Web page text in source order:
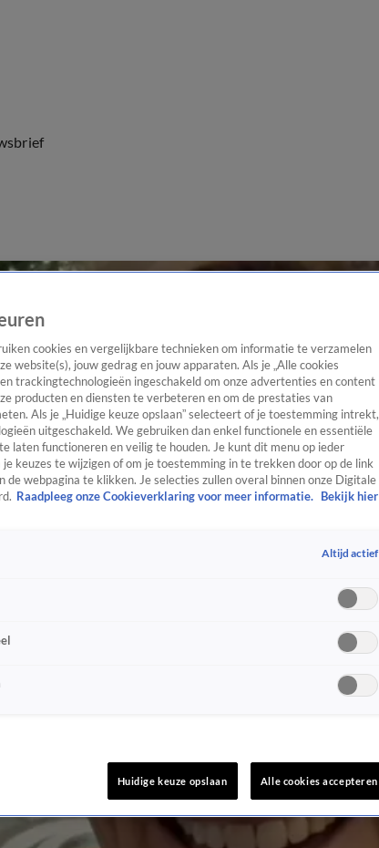
cookies en vergelijkbare technieken om informatie te verzamelen
website(s), jouw gedrag en jouw apparaten. Als je „Alle cookies
trackingtechnologieën ingeschakeld om onze advertenties en content
producten en diensten te verbeteren en om de prestaties van
Als je „Huidige keuze opslaan” selecteert of je toestemming intrekt,
uitgeschakeld. We gebruiken dan enkel functionele en essentiële
laten functioneren en veilig te houden. Je kunt dit menu op ieder
keuzes te wijzigen of om je toestemming in te trekken door op de link
de webpagina te klikken. Je selecties zullen overal binnen onze Digitale
Raadpleeg onze Cookieverklaring voor meer informatie. Bekijk hier
Altijd actief
Huidige keuze opslaan Alle cookies accepteren